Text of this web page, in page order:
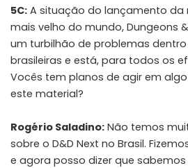
5C: A situação do lançamento da
mais velho do mundo, Dungeons
um turbilhão de problemas
brasileiras e está, para todos os
Vocês tem planos de agir em
este material?
Rogério Saladino: Não temos
sobre o D&D Next no Brasil.
e agora posso dizer que